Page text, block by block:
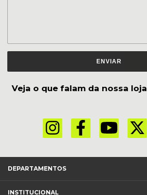
ENVIAR
Veja o que falam da nossa loja
DEPARTAMENTOS
INSTITUCIONAL